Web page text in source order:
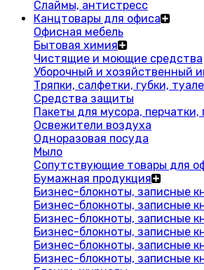
Слаймы, антистресс
Канцтовары для офиса
Офисная мебель
Бытовая химия
Чистящие и моющие средства
Уборочный и хозяйственный
Тряпки, салфетки, губки,
Средства защиты
Пакеты для мусора, перчатки,
Освежители воздуха
Одноразовая посуда
Мыло
Сопутствующие товары для
Бумажная продукция
Бизнес-блокноты, записные
Бизнес-блокноты, записные
Бизнес-блокноты, записные
Бизнес-блокноты, записные
Бизнес-блокноты, записные
Бизнес-блокноты, записные